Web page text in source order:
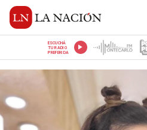
ESCUCHÁ
TU RADIO
PREFERIDA